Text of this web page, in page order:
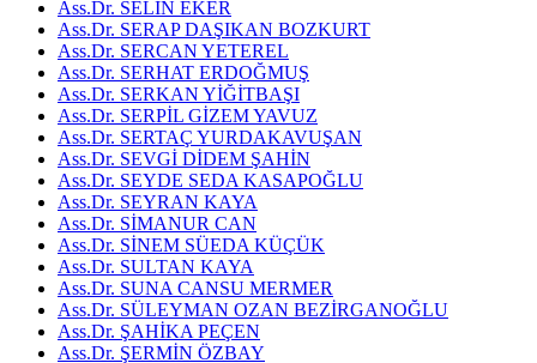
Ass.Dr. SELİN EKER
Ass.Dr. SERAP DAŞIKAN BOZKURT
Ass.Dr. SERCAN YETEREL
Ass.Dr. SERHAT ERDOĞMUŞ
Ass.Dr. SERKAN YİĞİTBAŞI
Ass.Dr. SERPİL GİZEM YAVUZ
Ass.Dr. SERTAÇ YURDAKAVUŞAN
Ass.Dr. SEVGİ DİDEM ŞAHİN
Ass.Dr. SEYDE SEDA KASAPOĞLU
Ass.Dr. SEYRAN KAYA
Ass.Dr. SİMANUR CAN
Ass.Dr. SİNEM SÜEDA KÜÇÜK
Ass.Dr. SULTAN KAYA
Ass.Dr. SUNA CANSU MERMER
Ass.Dr. SÜLEYMAN OZAN BEZİRGANOĞLU
Ass.Dr. ŞAHİKA PEÇEN
Ass.Dr. ŞERMİN ÖZBAY